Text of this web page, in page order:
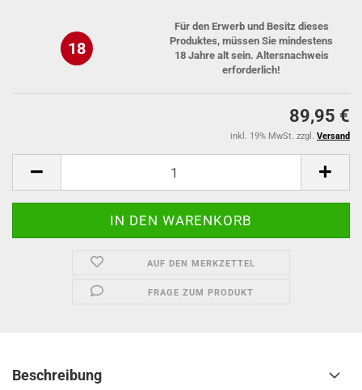
18
Für den Erwerb und Besitz dieses
Produktes, müssen Sie mindestens
18 Jahre alt sein. Altersnachweis
erforderlich!
89,95 €
inkl. 19% MwSt. zzgl. Versand
AUF DEN MERKZETTEL
FRAGE ZUM PRODUKT
Beschreibung